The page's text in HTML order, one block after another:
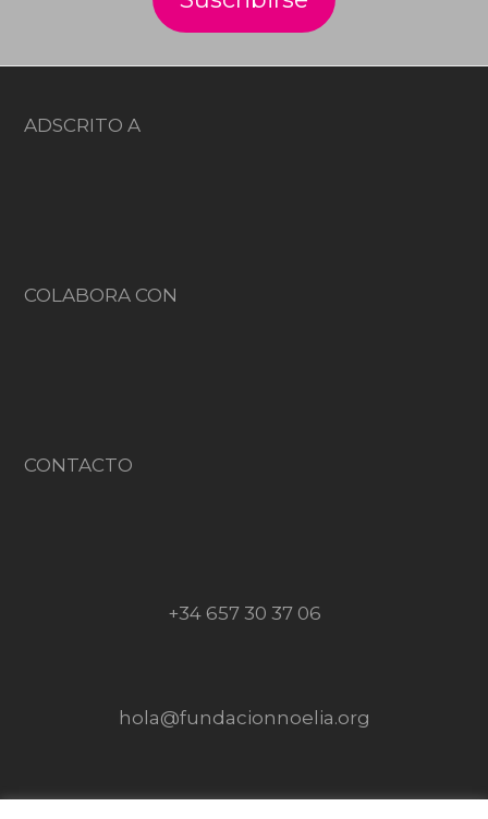
ADSCRITO A
COLABORA CON
CONTACTO
+34 657 30 37 06
hola@fundacionnoelia.org